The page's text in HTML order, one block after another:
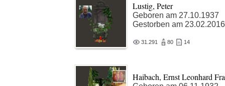
Lustig, Peter
Geboren am 27.10.1937
Gestorben am 23.02.2016
31.291 80 14
Haibach, Ernst Leonhard